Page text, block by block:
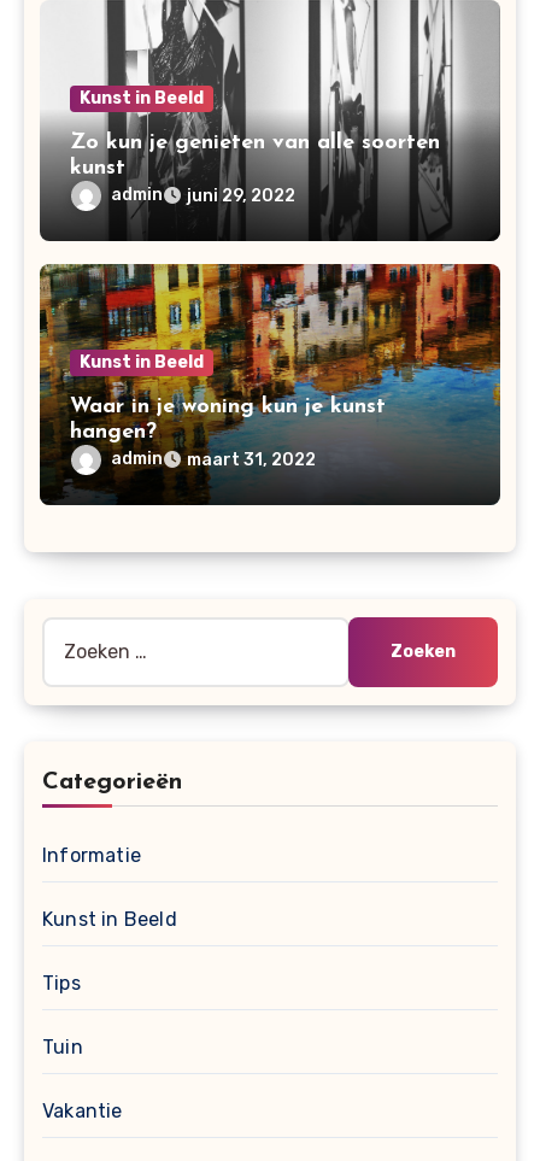
Kunst in Beeld
Zo kun je genieten van alle soorten
kunst
admin juni 29, 2022
Kunst in Beeld
Waar in je woning kun je kunst
hangen?
admin maart 31, 2022
naar:
Categorieën
Informatie
Kunst in Beeld
Tips
Tuin
Vakantie